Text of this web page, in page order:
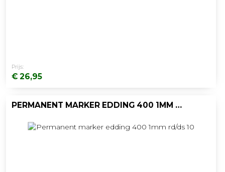
Prijs:
€ 26,95
PERMANENT MARKER EDDING 400 1MM RD/DS 10